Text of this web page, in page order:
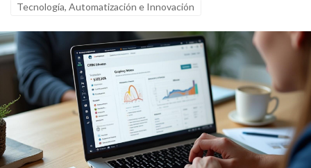
Tecnología, Automatización e Innovación